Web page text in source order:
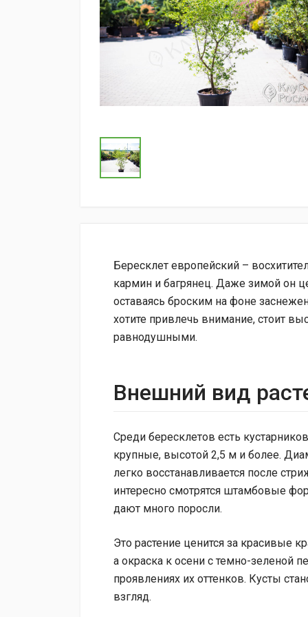
Бересклет европейский –
кармин и багрянец. Даже зимой он
оставаясь броским на фоне
хотите привлечь внимание, стоит
равнодушными.
Внешний вид
Среди бересклетов есть
крупные, высотой 2,5 м и более.
легко восстанавливается после
интересно смотрятся штамбовые
дают много поросли.
Это растение ценится за красивые
а окраска к осени с темно-зеленой
проявлениях их оттенков. Кусты
взгляд.